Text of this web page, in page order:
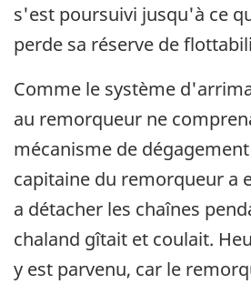
s'est poursuivi jusqu'à ce
perde sa réserve de
Comme le système
au remorqueur ne
mécanisme de
capitaine du remorqueur a
a détacher les chaînes
chaland gîtait et coulait.
y est parvenu, car le